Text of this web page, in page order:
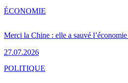
Merci la Chine : elle a sauvé
27.07.2026
ÉCONOMIE
POLITIQUE